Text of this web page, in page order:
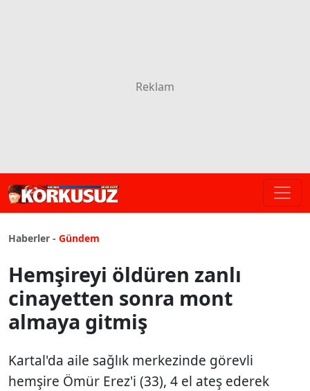
Haberler - Gündem
Hemşireyi öldüren zanlı
cinayetten sonra mont
almaya gitmiş
Kartal'da aile sağlık merkezinde görevli
hemşire Ömür Erez'i (33), 4 el ateş ederek